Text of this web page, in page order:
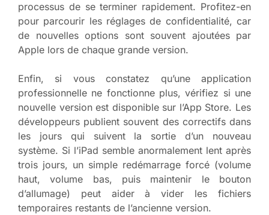
processus de se terminer rapidement. Profitez-en
pour parcourir les réglages de confidentialité, car
de nouvelles options sont souvent ajoutées par
Apple lors de chaque grande version.
Enfin, si vous constatez qu’une application
professionnelle ne fonctionne plus, vérifiez si une
nouvelle version est disponible sur l’App Store. Les
développeurs publient souvent des correctifs dans
les jours qui suivent la sortie d’un nouveau
système. Si l’iPad semble anormalement lent après
trois jours, un simple redémarrage forcé (volume
haut, volume bas, puis maintenir le bouton
d’allumage) peut aider à vider les fichiers
temporaires restants de l’ancienne version.